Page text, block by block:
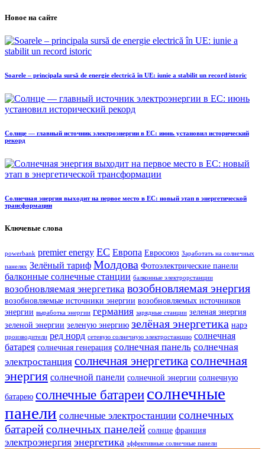
Новое на сайте
Soarele – principala sursă de energie electrică în UE: iunie a stabilit un record istoric
Солнце — главный источник электроэнергии в ЕС: июнь установил исторический
рекорд
Солнечная энергия выходит на первое место в ЕС: новый этап в энергетической
трансформации
Ключевые слова
powerbank premier energy ЕС Европа Евросоюз Заработать на солнечных
панелях Зелёный тариф Молдова Фотоэлектрические панели
балконные солнечные станции балконные электрорстанции
возобновляемая энергетика возобновляемая энергия
возобновляемые источники энергии возобновляемых источников
энергии выработка энергии германия зарядные станции зеленая энергия
зеленой энергии зеленую энергию зелёная энергетика нарэ
производители ред норд сетевую солнечную электростанцию солнечная
батарея солнечная генерация солнечная панель солнечная
электростанция солнечная энергетикасолнечная
энергия солнечной панели солнечной энергии солнечную
батарею солнечные батареисолнечные
панели солнечные электростанции солнечных
батарейсолнечных панелей солнце франция
электроэнергия энергетика эффективные солнечные панели